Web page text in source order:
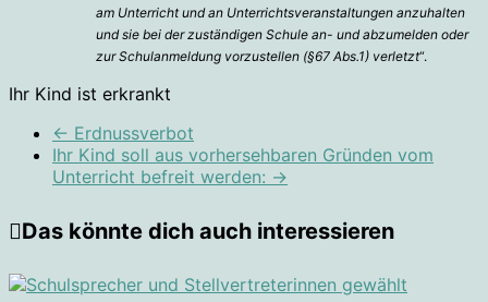
am Unterricht und an Unterrichtsveranstaltungen anzuhalten
und sie bei der zuständigen Schule an- und abzumelden oder
zur Schulanmeldung vorzustellen (§67 Abs.1) verletzt“.
Ihr Kind ist erkrankt
← Erdnussverbot
Ihr Kind soll aus vorhersehbaren Gründen vom
Unterricht befreit werden: →
Das könnte dich auch interessieren